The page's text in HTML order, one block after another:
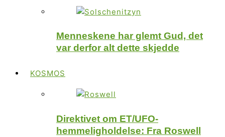
Menneskene har glemt Gud, det
var derfor alt dette skjedde
KOSMOS
Direktivet om ET/UFO-
hemmeligholdelse: Fra Roswell